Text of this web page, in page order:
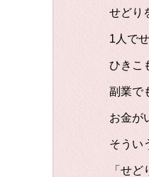
せどり
1人で
ひきこ
副業で
お金が
そうい
「せ